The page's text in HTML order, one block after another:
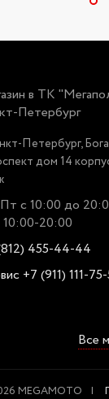
в ТК
Петербург
Петербург,
дом 14
с 10:00 до
10:00-20:00
455-44-44
+7 (911) 111-
Все
MEGAMOTO